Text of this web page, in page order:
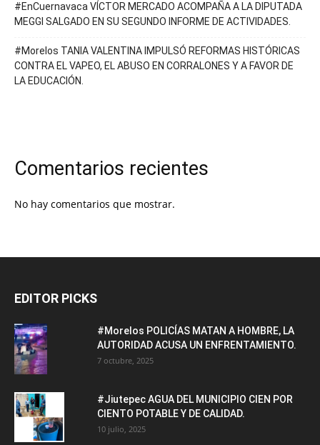
#EnCuernavaca VÍCTOR MERCADO ACOMPAÑA A LA DIPUTADA
MEGGI SALGADO EN SU SEGUNDO INFORME DE ACTIVIDADES.
#Morelos TANIA VALENTINA IMPULSÓ REFORMAS HISTÓRICAS
CONTRA EL VAPEO, EL ABUSO EN CORRALONES Y A FAVOR DE
LA EDUCACIÓN.
Comentarios recientes
No hay comentarios que mostrar.
EDITOR PICKS
#Morelos POLICÍAS MATAN A HOMBRE, LA
AUTORIDAD ACUSA UN ENFRENTAMIENTO.
7 octubre, 2025
#Jiutepec AGUA DEL MUNICIPIO CIEN POR
CIENTO POTABLE Y DE CALIDAD.
10 julio, 2025